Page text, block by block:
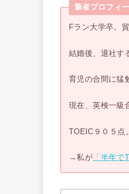
筆者プロフィ
Fラン大学卒。
結婚後、退社す
育児の合間に猛
現在、英検一級
TOEIC９０５点。
→私が 「半年で